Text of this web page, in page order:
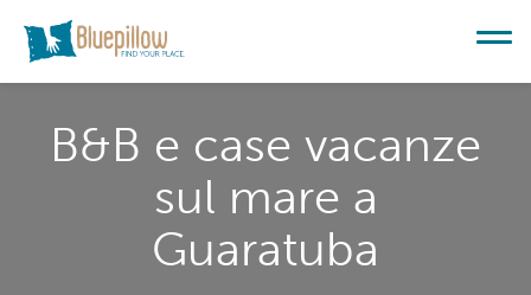
B&B e case vacanze
sul mare a
Guaratuba